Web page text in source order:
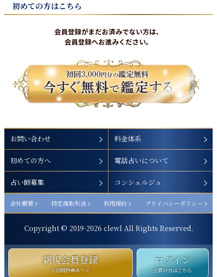
初めての方はこちら
会員登録がまだお済みでない方は、
会員登録へお進みください。
お問い合わせ 料金体系
初めての方へ 電話占いについて
占い師募集 コンシェルジュ
会社概要 特定商取引法 利用規約 プライバシーポリシー
Copyright © 2019-2026 clewl All Rights Reserved.
新規会員登録
※初回特典あり※
ログイン
会員の方はこちら